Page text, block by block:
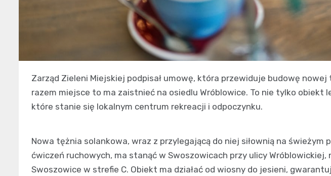
Zarząd Zieleni Miejskiej podpisał umowę, która przewiduje budowę
razem miejsce to ma zaistnieć na osiedlu Wróblowice. To nie tylko obiekt
które stanie się lokalnym centrum rekreacji i odpoczynku.
Nowa tężnia solankowa, wraz z przylegającą do niej siłownią na świeżym
ćwiczeń ruchowych, ma stanąć w Swoszowicach przy ulicy Wróblowickiej,
Swoszowice w strefie C. Obiekt ma działać od wiosny do jesieni,